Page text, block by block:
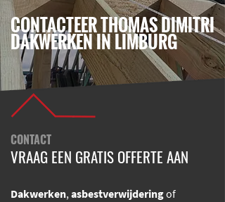
CONTACTEER THOMAS DIMITRI
DAKWERKEN IN LIMBURG
CONTACT
VRAAG EEN GRATIS OFFERTE AAN
Dakwerken,asbestverwijderingof